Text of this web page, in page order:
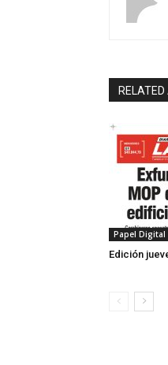
Papel Digital
Edición